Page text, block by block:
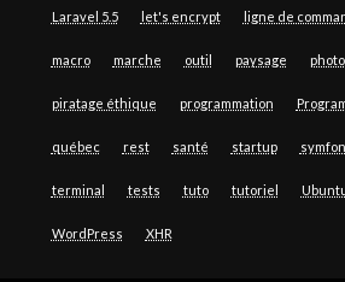
Laravel 5.5 let's encrypt ligne de
macro marche outil paysage
piratage éthique programmation
québec rest santé startup
terminal tests tuto tutoriel
WordPress XHR